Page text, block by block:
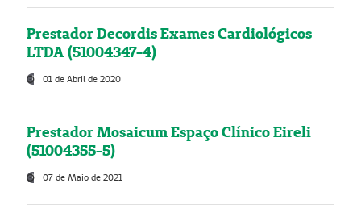
Prestador Decordis Exames Cardiológicos
LTDA (51004347-4)
01 de Abril de 2020
Prestador Mosaicum Espaço Clínico Eireli
(51004355-5)
07 de Maio de 2021